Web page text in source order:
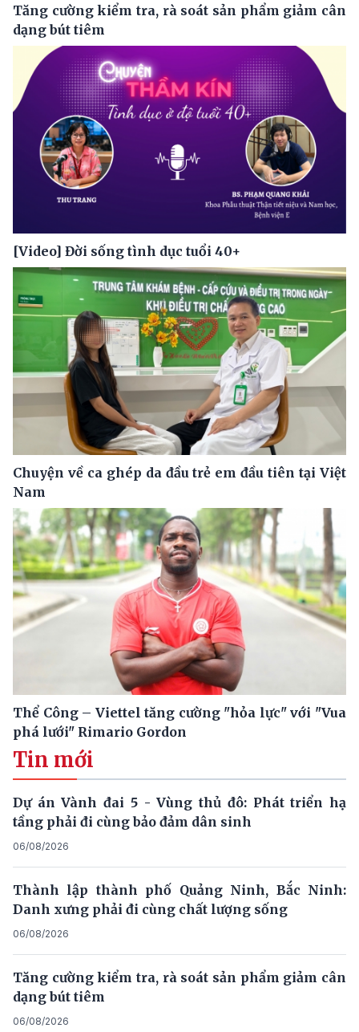
Tăng cường kiểm tra, rà soát sản phẩm giảm cân
dạng bút tiêm
[Video] Đời sống tình dục tuổi 40+
Chuyện về ca ghép da đầu trẻ em đầu tiên tại Việt
Nam
Thể Công – Viettel tăng cường "hỏa lực" với "Vua
phá lưới" Rimario Gordon
Tin mới
Dự án Vành đai 5 - Vùng thủ đô: Phát triển hạ
tầng phải đi cùng bảo đảm dân sinh
06/08/2026
Thành lập thành phố Quảng Ninh, Bắc Ninh:
Danh xưng phải đi cùng chất lượng sống
06/08/2026
Tăng cường kiểm tra, rà soát sản phẩm giảm cân
dạng bút tiêm
06/08/2026